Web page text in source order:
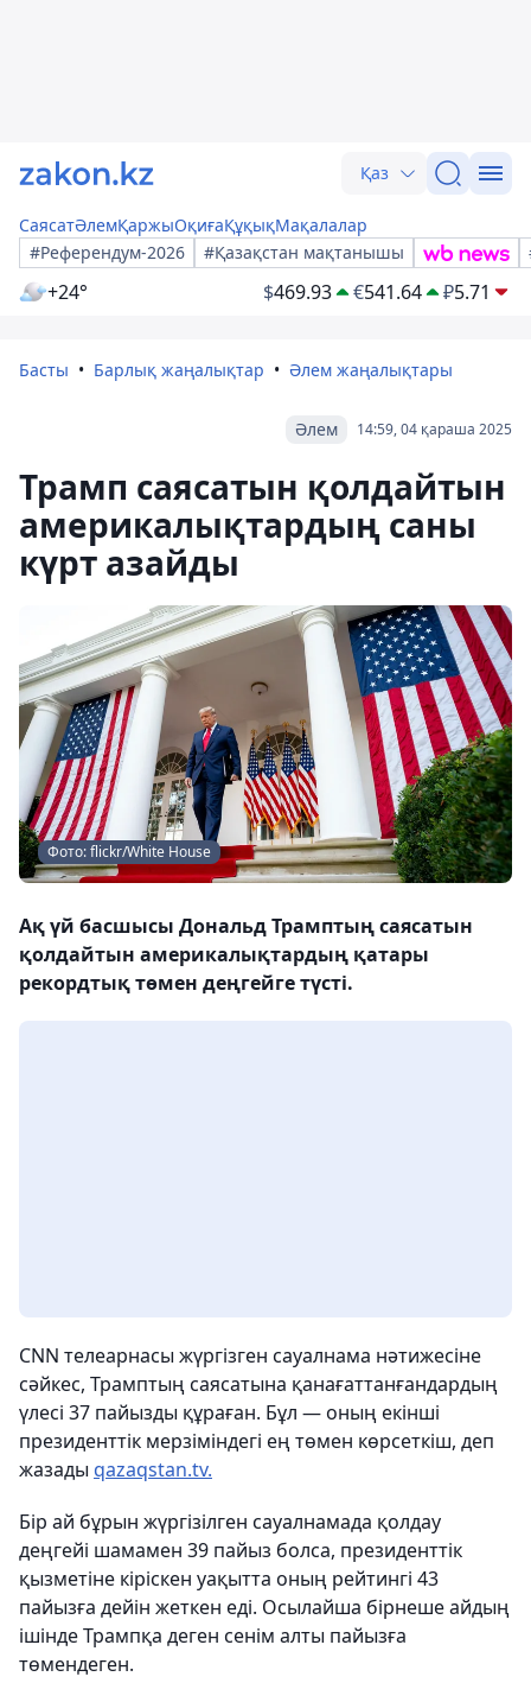
Қаз
СаясатӘлемҚаржыОқиғаҚұқықМақалалар
#Референдум-2026
#Қазақстан мақтанышы
+24° $469.93 €541.64 ₽5.71
Басты Барлық жаңалықтар Әлем жаңалықтары
14:59, 04 қараша 2025
Әлем
Трамп саясатын қолдайтын
америкалықтардың саны
күрт азайды
Фото: flickr/White House
Ақ үй басшысы Дональд Трамптың саясатын
қолдайтын америкалықтардың қатары
рекордтық төмен деңгейге түсті.
CNN телеарнасы жүргізген сауалнама нәтижесіне
сәйкес, Трамптың саясатына қанағаттанғандардың
үлесі 37 пайызды құраған. Бұл — оның екінші
президенттік мерзіміндегі ең төмен көрсеткіш, деп
жазады qazaqstan.tv.
Бір ай бұрын жүргізілген сауалнамада қолдау
деңгейі шамамен 39 пайыз болса, президенттік
қызметіне кіріскен уақытта оның рейтингі 43
пайызға дейін жеткен еді. Осылайша бірнеше айдың
ішінде Трампқа деген сенім алты пайызға
төмендеген.